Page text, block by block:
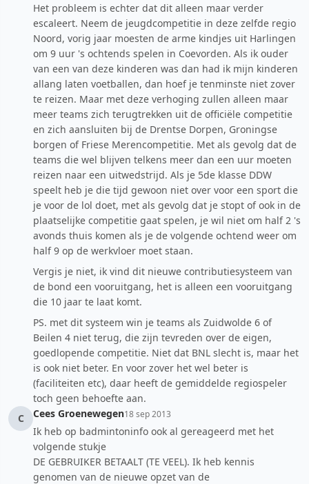
Het probleem is echter dat dit alleen maar verder
escaleert. Neem de jeugdcompetitie in deze zelfde regio
Noord, vorig jaar moesten de arme kindjes uit Harlingen
om 9 uur 's ochtends spelen in Coevorden. Als ik ouder
van een van deze kinderen was dan had ik mijn kinderen
allang laten voetballen, dan hoef je tenminste niet zover
te reizen. Maar met deze verhoging zullen alleen maar
meer teams zich terugtrekken uit de officiële competitie
en zich aansluiten bij de Drentse Dorpen, Groningse
borgen of Friese Merencompetitie. Met als gevolg dat de
teams die wel blijven telkens meer dan een uur moeten
reizen naar een uitwedstrijd. Als je 5de klasse DDW
speelt heb je die tijd gewoon niet over voor een sport die
je voor de lol doet, met als gevolg dat je stopt of ook in de
plaatselijke competitie gaat spelen, je wil niet om half 2 's
avonds thuis komen als je de volgende ochtend weer om
half 9 op de werkvloer moet staan.
Vergis je niet, ik vind dit nieuwe contributiesysteem van
de bond een vooruitgang, het is alleen een vooruitgang
die 10 jaar te laat komt.
PS. met dit systeem win je teams als Zuidwolde 6 of
Beilen 4 niet terug, die zijn tevreden over de eigen,
goedlopende competitie. Niet dat BNL slecht is, maar het
is ook niet beter. En voor zover het wel beter is
(faciliteiten etc), daar heeft de gemiddelde regiospeler
toch geen behoefte aan.
C
Cees Groenewegen18 sep 2013
Ik heb op badmintoninfo ook al gereageerd met het
volgende stukje
DE GEBRUIKER BETAALT (TE VEEL). Ik heb kennis
genomen van de nieuwe opzet van de